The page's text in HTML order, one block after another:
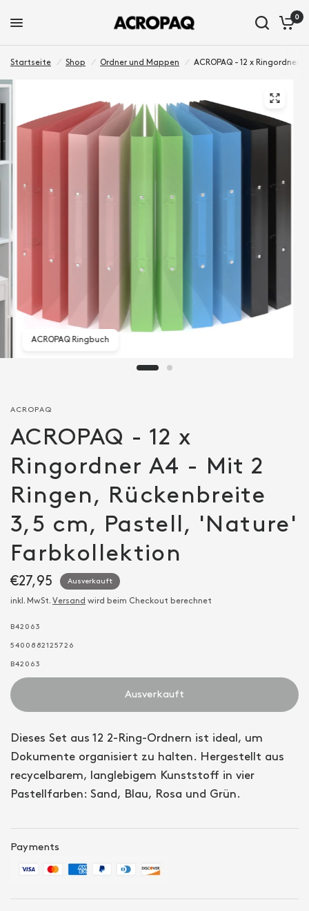
0
Startseite / Shop / Ordner und Mappen / ACROPAQ - 12 x
ACROPAQ Ringbuch
ACROPAQ
ACROPAQ - 12 x
Ringordner A4 - Mit 2
Ringen, Rückenbreite
3,5 cm, Pastell, 'Nature'
Farbkollektion
€27,95 Ausverkauft
inkl. MwSt. Versand wird beim Checkout berechnet
B42063
5400882125726
B42063
Ausverkauft
Dieses Set aus 12 2-Ring-Ordnern ist ideal, um
Dokumente organisiert zu halten. Hergestellt aus
recycelbarem, langlebigem Kunststoff in vier
Pastellfarben: Sand, Blau, Rosa und Grün.
Payments